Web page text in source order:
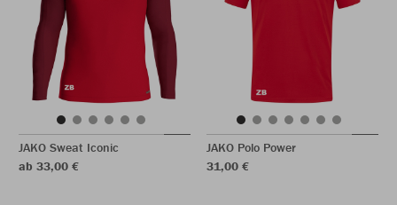
JAKO Sweat Iconic
ab 33,00 €
JAKO Polo Power
31,00 €